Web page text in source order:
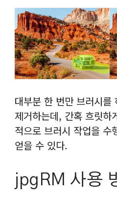
대부분 한 번만 브러시를
제거하는데, 간혹 흐릿하
적으로 브러시 작업을 수
얻을 수 있다.
jpgRM 사용